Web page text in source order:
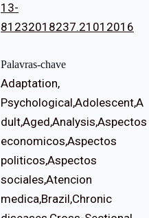
13-
81232018237.21012016
Palavras-chave
Adaptation,
Psychological,Adolescent,A
dult,Aged,Analysis,Aspectos
economicos,Aspectos
politicos,Aspectos
sociales,Atencion
medica,Brazil,Chronic